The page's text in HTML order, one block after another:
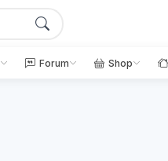
Forum Shop